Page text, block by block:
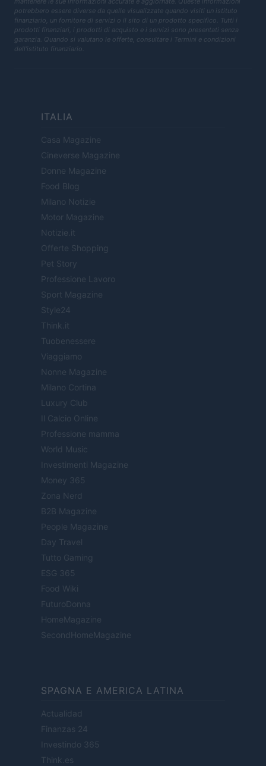
potrebbero essere diverse da quelle visualizzate quando visiti un istituto
finanziario, un fornitore di servizi o il sito di un prodotto specifico. Tutti i
prodotti finanziari, i prodotti di acquisto e i servizi sono presentati senza
garanzia. Quando si valutano le offerte, consultare i Termini e condizioni
dell'istituto finanziario.
ITALIA
Casa Magazine
Cineverse Magazine
Donne Magazine
Food Blog
Milano Notizie
Motor Magazine
Notizie.it
Offerte Shopping
Pet Story
Professione Lavoro
Sport Magazine
Style24
Think.it
Tuobenessere
Viaggiamo
Nonne Magazine
Milano Cortina
Luxury Club
Il Calcio Online
Professione mamma
World Music
Investimenti Magazine
Money 365
Zona Nerd
B2B Magazine
People Magazine
Day Travel
Tutto Gaming
ESG 365
Food Wiki
FuturoDonna
HomeMagazine
SecondHomeMagazine
SPAGNA E AMERICA LATINA
Actualidad
Finanzas 24
Investindo 365
Think.es